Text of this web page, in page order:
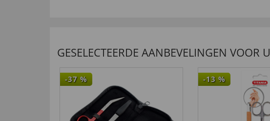
GESELECTEERDE AANBEVELINGEN VOOR U
-37 % -13 %